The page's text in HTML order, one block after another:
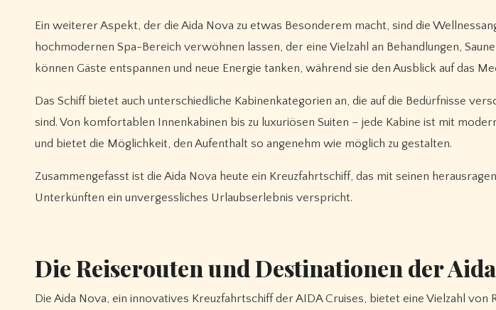
Ein weiterer Aspekt, der die Aida Nova zu etwas Besonderem macht, sind die
hochmodernen Spa-Bereich verwöhnen lassen, der eine Vielzahl an Behandlungen,
können Gäste entspannen und neue Energie tanken, während sie den Ausblick auf das
Das Schiff bietet auch unterschiedliche Kabinenkategorien an, die auf die Bedürfnisse
sind. Von komfortablen Innenkabinen bis zu luxuriösen Suiten – jede Kabine ist mit
und bietet die Möglichkeit, den Aufenthalt so angenehm wie möglich zu gestalten.
Zusammengefasst ist die Aida Nova heute ein Kreuzfahrtschiff, das mit seinen
Unterkünften ein unvergessliches Urlaubserlebnis verspricht.
Die Reiserouten und Destinationen der
Die Aida Nova, ein innovatives Kreuzfahrtschiff der AIDA Cruises, bietet eine Vielzahl